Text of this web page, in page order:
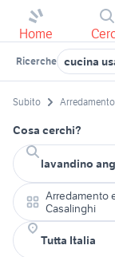
Home
Ricerche cucina
Subito
Cosa cerchi?
Arredamento
Casalinghi